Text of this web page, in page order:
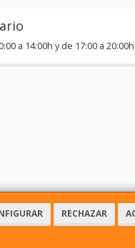
RECHAZAR
a 14:00h y de 17:00 a